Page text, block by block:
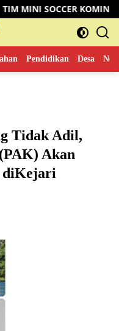
KOMINFO MUSI
Pendidikan Desa
Tidak Adil,
Akan
diKejari